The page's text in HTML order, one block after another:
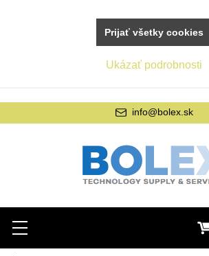
Hľadať
Menu
info@bolex.sk
Ukázať podrobnosti
Prijať všetky cookies